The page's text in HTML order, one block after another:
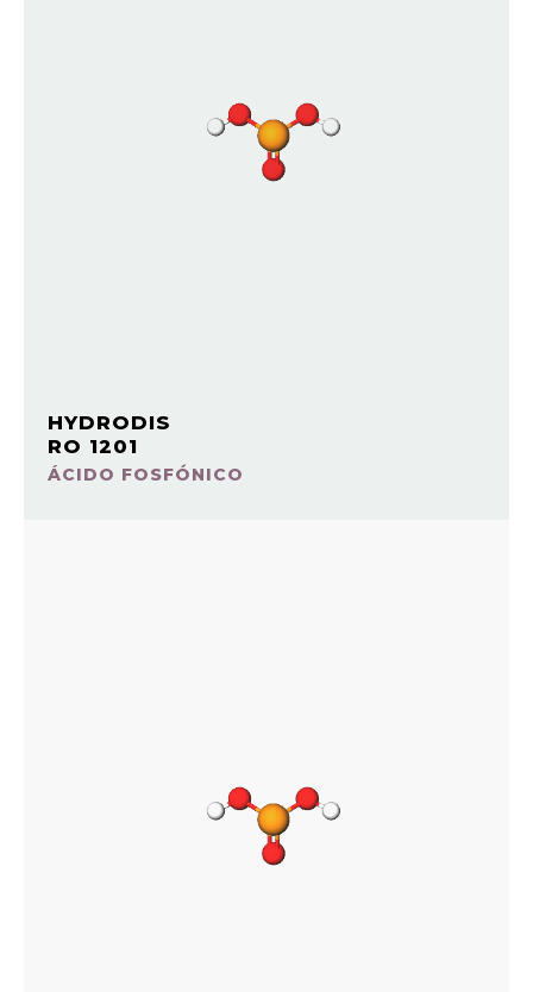
HYDRODIS
RO 1201
ÁCIDO FOSFÓNICO